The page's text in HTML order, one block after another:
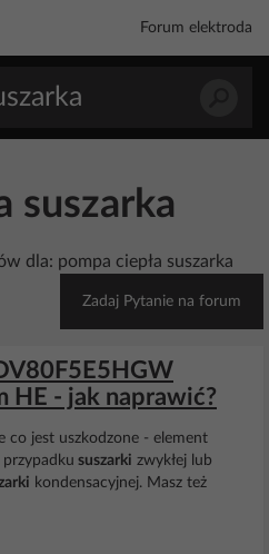
Forum elektroda
suszarka
dla: pompa ciepła suszarka
Zadaj Pytanie na forum
HE - jak naprawić?
co jest uszkodzone - element
przypadku suszarki zwykłej lub
kondensacyjnej. Masz też